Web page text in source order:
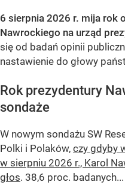
6 sierpnia 2026 r. mija rok
Nawrockiego na urząd
się od badań opinii
nastawienie do głowy
Rok prezydentury
sondaże
W nowym sondażu SW
Polki i Polaków, czy gdyby
w sierpniu 2026 r., Karol
głos. 38,6 proc. badanych...